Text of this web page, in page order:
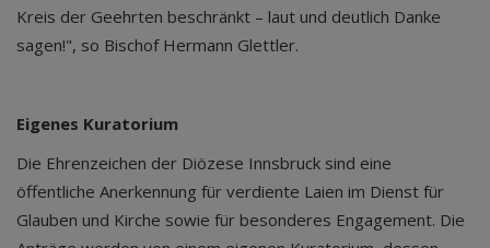
Kreis der Geehrten beschränkt – laut und deutlich Danke
sagen!", so Bischof Hermann Glettler.
Eigenes Kuratorium
Die Ehrenzeichen der Diözese Innsbruck sind eine
öffentliche Anerkennung für verdiente Laien im Dienst für
Glauben und Kirche sowie für besonderes Engagement. Die